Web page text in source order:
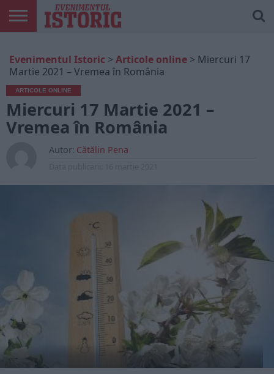
ONLINE
EDIȚII
TIPĂRITE
ISTORIC
PLAY
CONTUL
MEU
Evenimentul Istoric > Articole online > Miercuri 17
Martie 2021 – Vremea în România
ARTICOLE ONLINE
Miercuri 17 Martie 2021 –
Vremea în România
Autor: Cătălin Pena